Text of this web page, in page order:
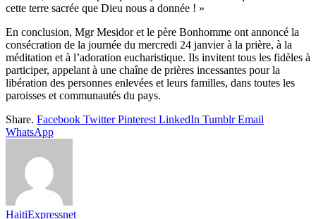
cette terre sacrée que Dieu nous a donnée ! »
En conclusion, Mgr Mesidor et le père Bonhomme ont annoncé la
consécration de la journée du mercredi 24 janvier à la prière, à la
méditation et à l’adoration eucharistique. Ils invitent tous les fidèles à
participer, appelant à une chaîne de prières incessantes pour la
libération des personnes enlevées et leurs familles, dans toutes les
paroisses et communautés du pays.
Share. Facebook Twitter Pinterest LinkedIn Tumblr Email
WhatsApp
HaitiExpressnet